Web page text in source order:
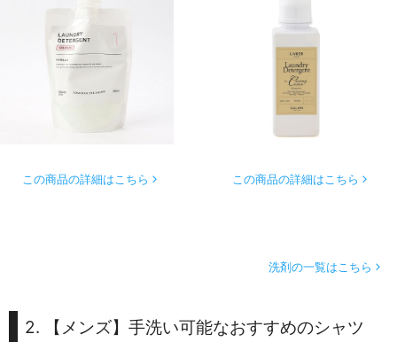
この商品の詳細はこちら この商品の詳細はこちら
洗剤の一覧はこちら
2. 【メンズ】手洗い可能なおすすめのシャツ